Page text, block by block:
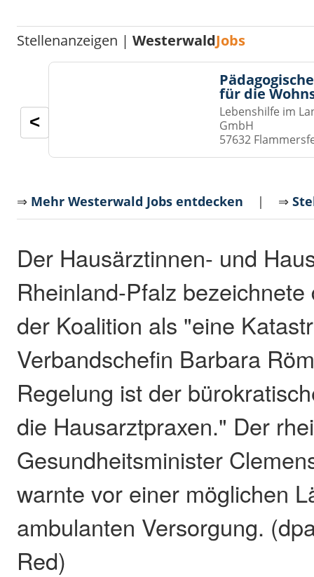
Stellenanzeigen |WesterwaldJobs
für die
Lebenshilfe im
GmbH
57632
<
⇒ Mehr Westerwald Jobs entdecken | ⇒
Der Hausärztinnen- und
Rheinland-Pfalz
der Koalition als "eine
Verbandschefin Barbara
Regelung ist der
die Hausarztpraxen." Der
Gesundheitsminister
warnte vor einer möglichen
ambulanten Versorgung.
Red)